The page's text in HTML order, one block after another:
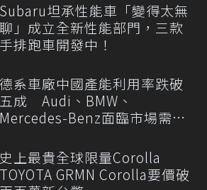
Subaru坦承性能車「變得太無
聊」成立全新性能部門，三款
手排跑車開發中！
德系車廠中國產能利用率跌破
五成 Audi、BMW、
Mercedes-Benz面臨市場需求
史上最貴全球限量Corolla
TOYOTA GRMN Corolla要價破